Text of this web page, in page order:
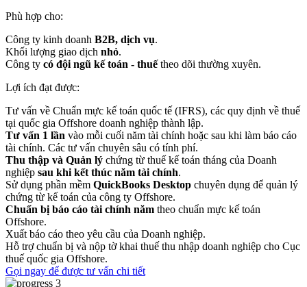
Phù hợp cho:
Công ty kinh doanh B2B, dịch vụ.
Khối lượng giao dịch nhỏ.
Công ty có đội ngũ kế toán - thuếtheo dõi thường xuyên.
Lợi ích đạt được:
Tư vấn về Chuẩn mực kế toán quốc tế (IFRS), các quy định về thuế
tại quốc gia Offshore doanh nghiệp thành lập.
Tư vấn 1 lần vào mỗi cuối năm tài chính hoặc sau khi làm báo cáo
tài chính. Các tư vấn chuyên sâu có tính phí.
Thu thập và Quản lý chứng từ thuế kế toán tháng của Doanh
nghiệp sau khi kết thúc năm tài chính.
Sử dụng phần mềm QuickBooks Desktop chuyên dụng để quản lý
chứng từ kế toán của công ty Offshore.
Chuẩn bị báo cáo tài chính năm theo chuẩn mực kế toán
Offshore.
Xuất báo cáo theo yêu cầu của Doanh nghiệp.
Hỗ trợ chuẩn bị và nộp tờ khai thuế thu nhập doanh nghiệp cho Cục
thuế quốc gia Offshore.
Gọi ngay để được tư vấn chi tiết